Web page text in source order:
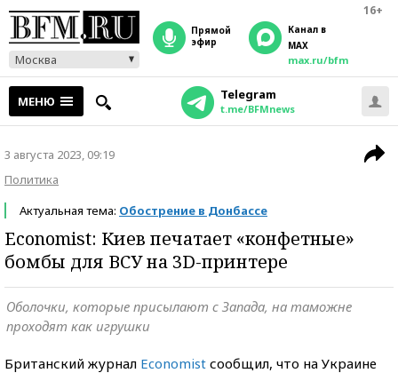
16+
Москва
прямой
эфир
Канал в
MAX
max.ru/bfm
МЕНЮ Telegram
t.me/BFMnews
3 августа 2023, 09:19
Политика
Актуальная тема: Обострение в Донбассе
Economist: Киев печатает «конфетные»
бомбы для ВСУ на 3D-принтере
Оболочки, которые присылают с Запада, на таможне
проходят как игрушки
Британский журнал Economist сообщил, что на Украине